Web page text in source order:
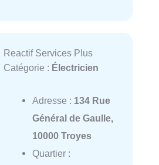
Reactif Services Plus
Catégorie : Électricien
Adresse : 134 Rue
Général de Gaulle,
10000 Troyes
Quartier :